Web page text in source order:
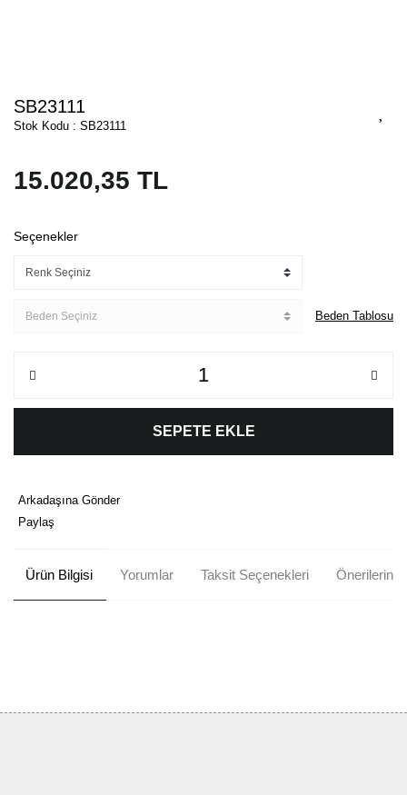
SB23111
Stok Kodu : SB23111
15.020,35 TL
Seçenekler
Beden Tablosu
SEPETE EKLE
Arkadaşına Gönder
Paylaş
Ürün Bilgisi Yorumlar Taksit Seçenekleri Önerileriniz